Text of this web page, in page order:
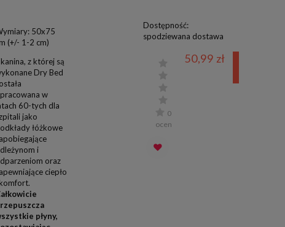
50x75
(+/- 1-2 cm)
z której są
Dry Bed
w
60-tych dla
jako
łóżkowe
i
oraz
ciepło
płyny,
Dostępność:
spodziewana dostawa
0
ocen
50,99 zł